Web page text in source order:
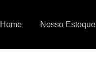
Home Nosso Estoque